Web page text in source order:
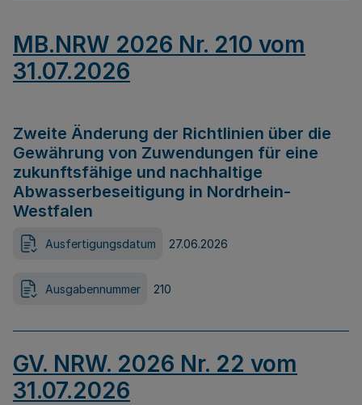
MB.NRW 2026 Nr. 210 vom
31.07.2026
Zweite Änderung der Richtlinien über die
Gewährung von Zuwendungen für eine
zukunftsfähige und nachhaltige
Abwasserbeseitigung in Nordrhein-
Westfalen
Ausfertigungsdatum 27.06.2026
Ausgabennummer 210
GV. NRW. 2026 Nr. 22 vom
31.07.2026